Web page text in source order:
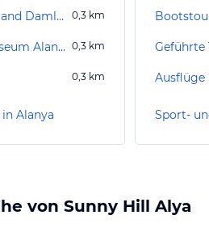
Strand Kleopatra/Strand Damlatasch 0,3 km
Archäologisches Museum Alanya 0,3 km
0,3 km
Alanya
Ausflüge
Sport-
von Sunny Hill Alya